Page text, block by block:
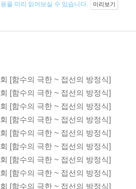
을 미리 읽어보실 수 있습니다. 미리보기
[함수의 극한 ~ 접선의 방정식]
[함수의 극한 ~ 접선의 방정식]
[함수의 극한 ~ 접선의 방정식]
[함수의 극한 ~ 접선의 방정식]
[함수의 극한 ~ 접선의 방정식]
[함수의 극한 ~ 접선의 방정식]
[함수의 극한 ~ 접선의 방정식]
[함수의 극한 ~ 접선의 방정식]
[함수의 극한 ~ 접선의 방정식]